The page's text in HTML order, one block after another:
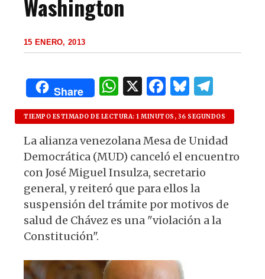
Washington
15 ENERO, 2013
Share
W
h
at
s
A
p
p
X F
a
c
e
b
o
o
k
B
lu
es
k
y
el
e
g
ra
TIEMPO ESTIMADO DE LECTURA: 1 MINUTOS, 36 SEGUNDOS
La alianza venezolana Mesa de Unidad
Democrática (MUD) canceló el encuentro
con José Miguel Insulza, secretario
general, y reiteró que para ellos la
suspensión del trámite por motivos de
salud de Chávez es una "violación a la
Constitución".